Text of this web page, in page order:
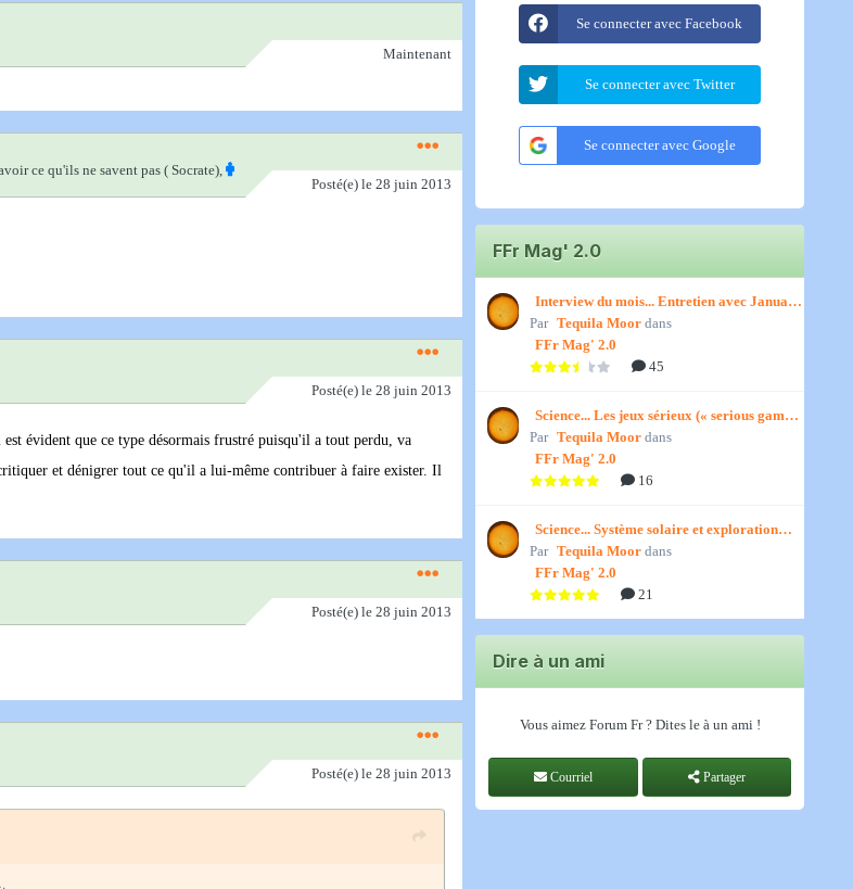
Maintenant
ce qu'ils ne savent pas ( Socrate),
Posté(e) le 28 juin 2013
Posté(e) le 28 juin 2013
évident que ce type désormais frustré puisqu'il a tout perdu, va
et dénigrer tout ce qu'il a lui-même contribuer à faire exister. Il
Posté(e) le 28 juin 2013
Posté(e) le 28 juin 2013
Se connecter avec Facebook
Se connecter avec Twitter
Se connecter avec Google
FFr Mag' 2.0
Interview du mois... Entretien avec January,
par Titenath
Par Tequila Moor dans
FFr Mag' 2.0
45
Science... Les jeux sérieux (« serious games
») par Jedino
Par Tequila Moor dans
FFr Mag' 2.0
16
Science... Système solaire et exploration
spatiale, par Jedino
Par Tequila Moor dans
FFr Mag' 2.0
21
Dire à un ami
Vous aimez Forum Fr ? Dites le à un ami !
Courriel Partager